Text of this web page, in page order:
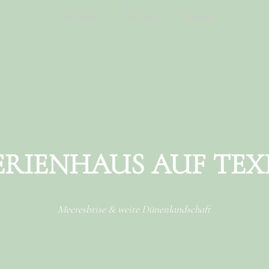
AUF
Meeresbrise & weite Dünenlandschaft